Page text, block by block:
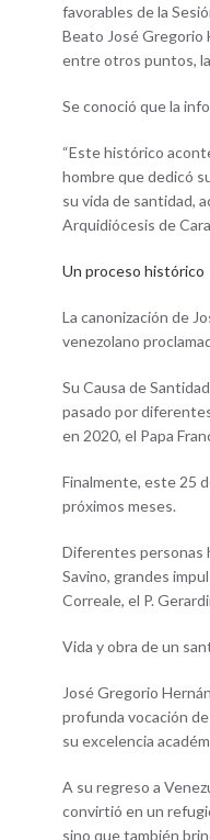
favorables de la
Beato José Gregorio
entre otros puntos,
Se conoció que la
“Este histórico
hombre que dedicó
su vida de santidad,
Arquidiócesis de
Un proceso histórico
La canonización de
venezolano
Su Causa de
pasado por
en 2020, el Papa
Finalmente, este 25
próximos meses.
Diferentes personas
Savino, grandes
Correale, el P.
Vida y obra de un
José Gregorio
profunda vocación
su excelencia
A su regreso a
convirtió en un
sino que también